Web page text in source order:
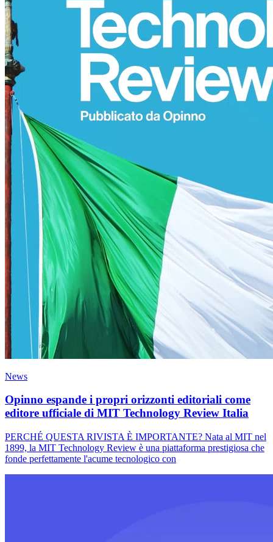
News
Opinno espande i propri orizzonti editoriali come
editore ufficiale di MIT Technology Review Italia
PERCHÉ QUESTA RIVISTA È IMPORTANTE? Nata al MIT nel
1899, la MIT Technology Review è una piattaforma prestigiosa che
fonde perfettamente l'acume tecnologico con